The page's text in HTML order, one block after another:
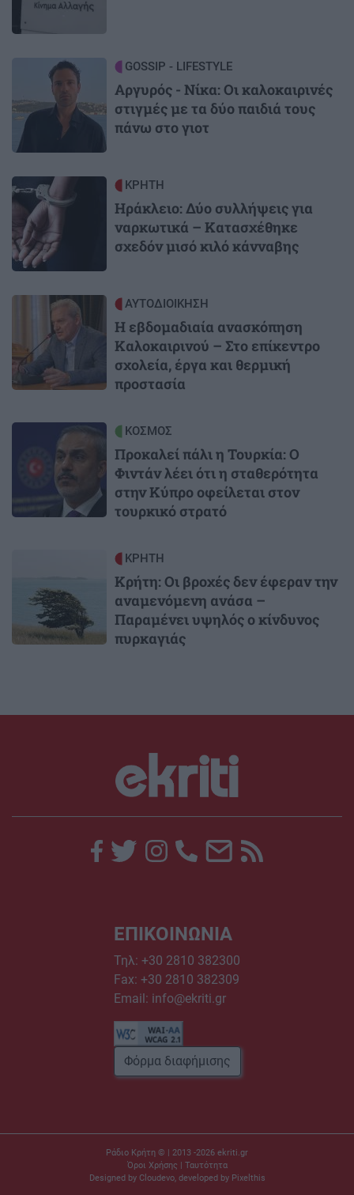
GOSSIP - LIFESTYLE
Αργυρός - Νίκα: Οι καλοκαιρινές
στιγμές με τα δύο παιδιά τους
πάνω στο γιοτ
Image ΚΡΗΤΗ
Ηράκλειο: Δύο συλλήψεις για
ναρκωτικά – Κατασχέθηκε
σχεδόν μισό κιλό κάνναβης
ΑΥΤΟΔΙΟΙΚΗΣΗ
Η εβδομαδιαία ανασκόπηση
Καλοκαιρινού – Στο επίκεντρο
σχολεία, έργα και θερμική
προστασία
ΚΟΣΜΟΣ
Προκαλεί πάλι η Τουρκία: Ο
Φιντάν λέει ότι η σταθερότητα
στην Κύπρο οφείλεται στον
τουρκικό στρατό
ΚΡΗΤΗ
Κρήτη: Οι βροχές δεν έφεραν την
αναμενόμενη ανάσα –
Παραμένει υψηλός ο κίνδυνος
πυρκαγιάς
ΕΠΙΚΟΙΝΩΝΙΑ
Τηλ: +30 2810 382300
Fax: +30 2810 382309
Email: info@ekriti.gr
Φόρμα διαφήμισης
Ράδιο Κρήτη © | 2013 -2026 ekriti.gr
Όροι Χρήσης | Ταυτότητα
Designed by Cloudevo, developed by Pixelthis